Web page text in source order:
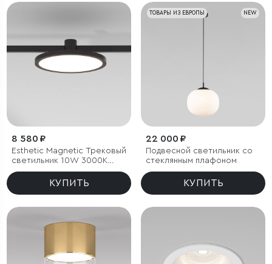
8 580 ₽
Esthetic Magnetic Трековый
светильник 10W 3000K
(чёрный)
КУПИТЬ
NEW
ТОВАРЫ ИЗ ЕВРОПЫ
22 000 ₽
Подвесной светильник со
стеклянным плафоном
КУПИТЬ